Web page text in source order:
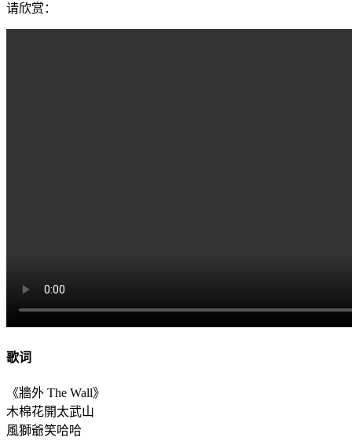
请欣赏：
歌词
《牆外 The Wall》
木棉花開太武山
風獅爺笑哈哈